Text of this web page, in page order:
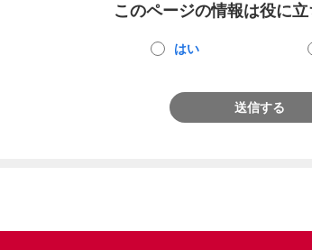
このページの情報は役に立
はい
送信する